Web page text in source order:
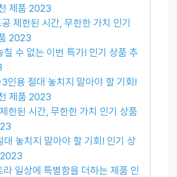
제품 2023
제한된 시간, 무한한 가치 인기
2023
칠 수 없는 이번 특가! 인기 상품 추
인용 절대 놓치지 말아야 할 기회!
제품 2023
한된 시간, 무한한 가치 인기 상품
대 놓치지 말아야 할 기회! 인기 상
일상에 특별함을 더하는 제품 인